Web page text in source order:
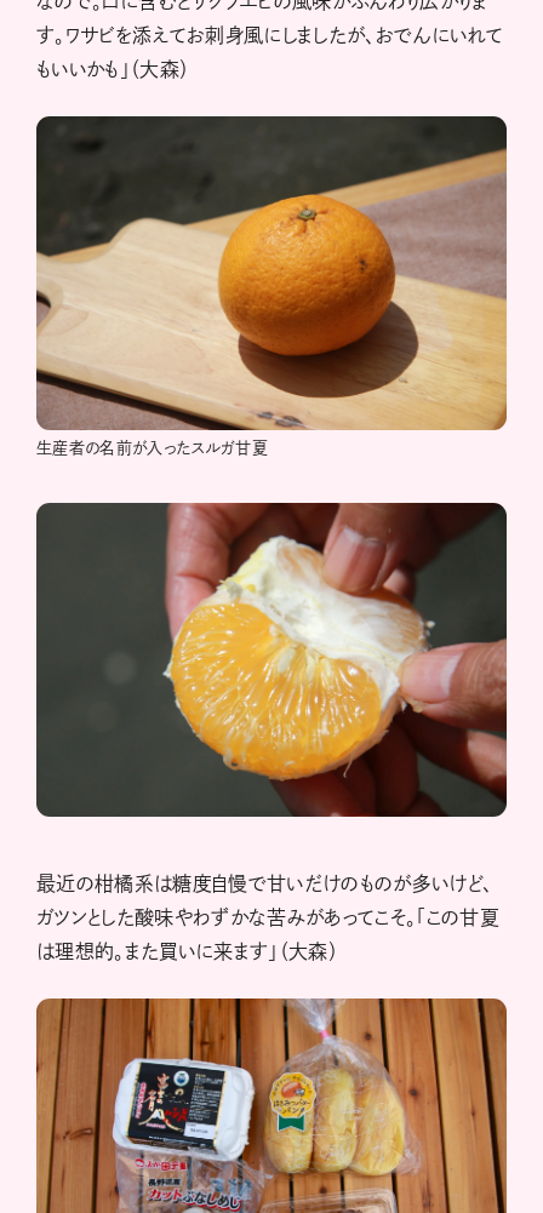
す。ワサビを添えてお刺身風にしましたが、おでんにいれて
もいいかも」（大森）
生産者の名前が入ったスルガ甘夏
最近の柑橘系は糖度自慢で甘いだけのものが多いけど、
ガツンとした酸味やわずかな苦みがあってこそ。「この甘夏
は理想的。また買いに来ます」（大森）